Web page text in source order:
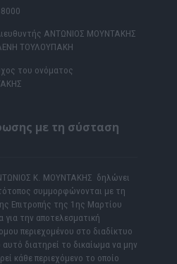
ΑΝΤΩΝΙΟΣ ΜΟΥΝΤΑΚΗΣ
ΤΟΥΛΟΥΠΑΚΗ
του ονόματος
με τη σύσταση
Κ. ΜΟΥΝΤΑΚΗΣ δηλώνει
συμμορφώνονται με τη
Επιτροπής της 1ης Μαρτίου
για την αποτελεσματική
περιεχομένου στο διαδίκτυο
αυτό διατηρεί το δικαίωμα να μην
κάθε περιεχόμενο το οποίο